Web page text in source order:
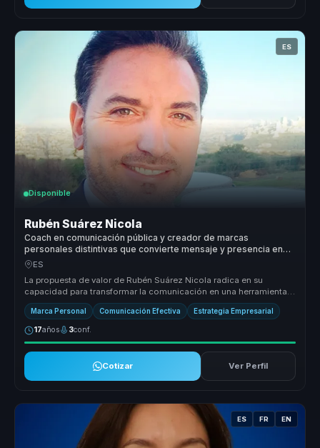
ES
Disponible
Rubén Suárez Nicola
Coach en comunicación pública y creador de marcas
personales distintivas que convierte mensaje y presencia en
autoridad para líderes y portavoces.
ES
La propuesta de valor de Rubén Suárez Nicola radica en su
capacidad para transformar la comunicación en una herramienta
de liderazgo efec...
Marca Personal Comunicación Efectiva Estrategia Empresarial
17años 3conf.
Cotizar Ver Perfil
ES FR EN